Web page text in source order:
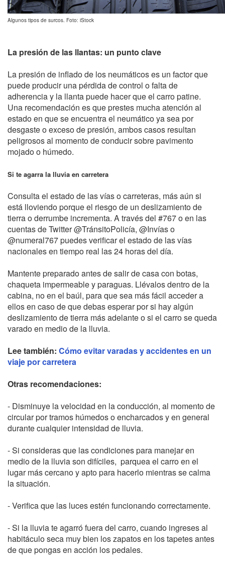
Algunos tipos de surcos. Foto: iStock
La presión de las llantas: un punto clave
La presión de inflado de los neumáticos es un factor que
puede producir una pérdida de control o falta de
adherencia y la llanta puede hacer que el carro patine.
Una recomendación es que prestes mucha atención al
estado en que se encuentra el neumático ya sea por
desgaste o exceso de presión, ambos casos resultan
peligrosos al momento de conducir sobre pavimento
mojado o húmedo.
Si te agarra la lluvia en carretera
Consulta el estado de las vías o carreteras, más aún si
está lloviendo porque el riesgo de un deslizamiento de
tierra o derrumbe incrementa. A través del #767 o en las
cuentas de Twitter @TránsitoPolicía, @Invías o
@numeral767 puedes verificar el estado de las vías
nacionales en tiempo real las 24 horas del día.
Mantente preparado antes de salir de casa con botas,
chaqueta impermeable y paraguas. Llévalos dentro de la
cabina, no en el baúl, para que sea más fácil acceder a
ellos en caso de que debas esperar por si hay algún
deslizamiento de tierra más adelante o si el carro se queda
varado en medio de la lluvia.
Lee también: Cómo evitar varadas y accidentes en un
viaje por carretera
Otras recomendaciones:
- Disminuye la velocidad en la conducción, al momento de
circular por tramos húmedos o encharcados y en general
durante cualquier intensidad de lluvia.
- Si consideras que las condiciones para manejar en
medio de la lluvia son difíciles, parquea el carro en el
lugar más cercano y apto para hacerlo mientras se calma
la situación.
- Verifica que las luces estén funcionando correctamente.
- Si la lluvia te agarró fuera del carro, cuando ingreses al
habitáculo seca muy bien los zapatos en los tapetes antes
de que pongas en acción los pedales.